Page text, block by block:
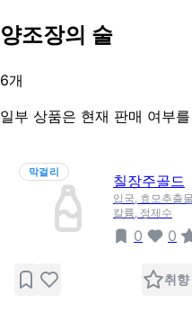
양조장의 술
6개
일부 상품은 현재 판매 여부
막걸리
칠장주골드
입국, 효모추출
칼륨, 정제수
0 0
취